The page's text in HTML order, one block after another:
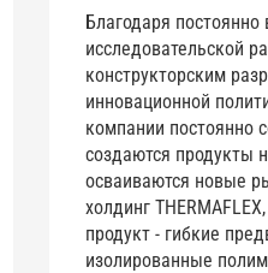
Благодаря
исследовательской
конструкторским
инновационной
компании постоянно
создаются продукты
осваиваются новые
холдинг
продукт - гибкие
изолированные